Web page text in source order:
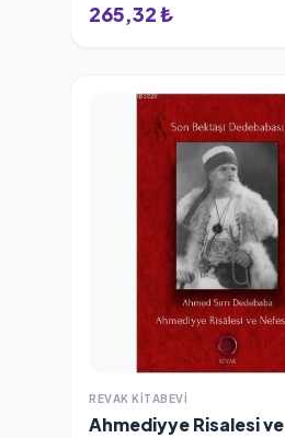
265,32 ₺
REVAK KITABEVI
Ahmediyye Risalesi ve